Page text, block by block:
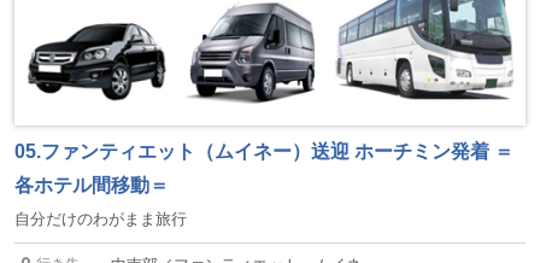
05.ファンティエット（ムイネー）送迎 ホーチミン発着 ＝
各ホテル間移動＝
自分だけのわがまま旅行